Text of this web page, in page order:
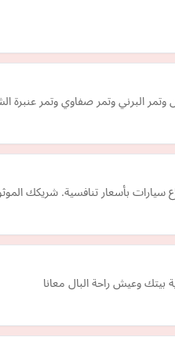
البرني وتمر صفاوي وتمر عنبرة
بأسعار تنافسية. شريكك
بيتك وعيش راحة البال معانا